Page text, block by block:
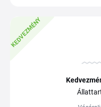
KEDVEZMÉNY